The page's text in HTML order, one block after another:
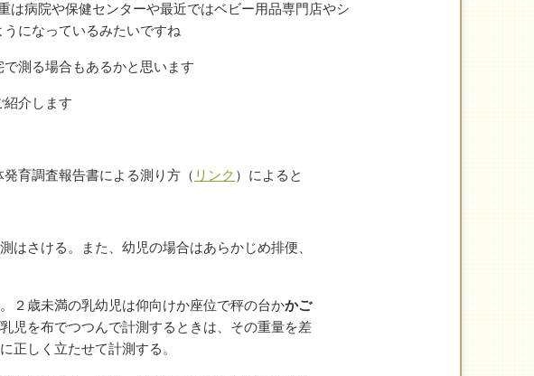
は病院や保健センターや最近ではベビー用品専門店やシ
になっているみたいですね
測る場合もあるかと思います
介します
育調査報告書による測り方（ リンク ）によると
さける。また、幼児の場合はあらかじめ排便、
２歳未満の乳幼児は仰向けか座位で秤の台かかご
児を布でつつんで計測するときは、その重量を差
正しく立たせて計測する。